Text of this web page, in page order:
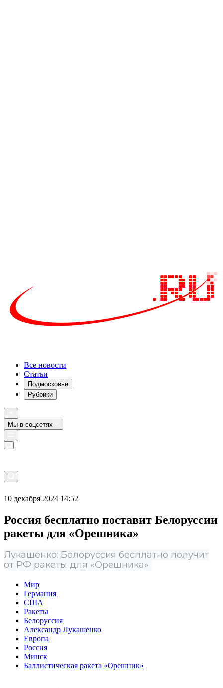
Все новости
Статьи
Подмосковье
Рубрики
Мы в соцсетях
10 декабря 2024 14:52
Россия бесплатно поставит Белоруссии
ракеты для «Орешника»
Лукашенко: Белоруссия бесплатно получит
от РФ ракеты для «Орешника»
Мир
Германия
США
Ракеты
Белоруссия
Александр Лукашенко
Европа
Россия
Минск
Баллистическая ракета «Орешник»